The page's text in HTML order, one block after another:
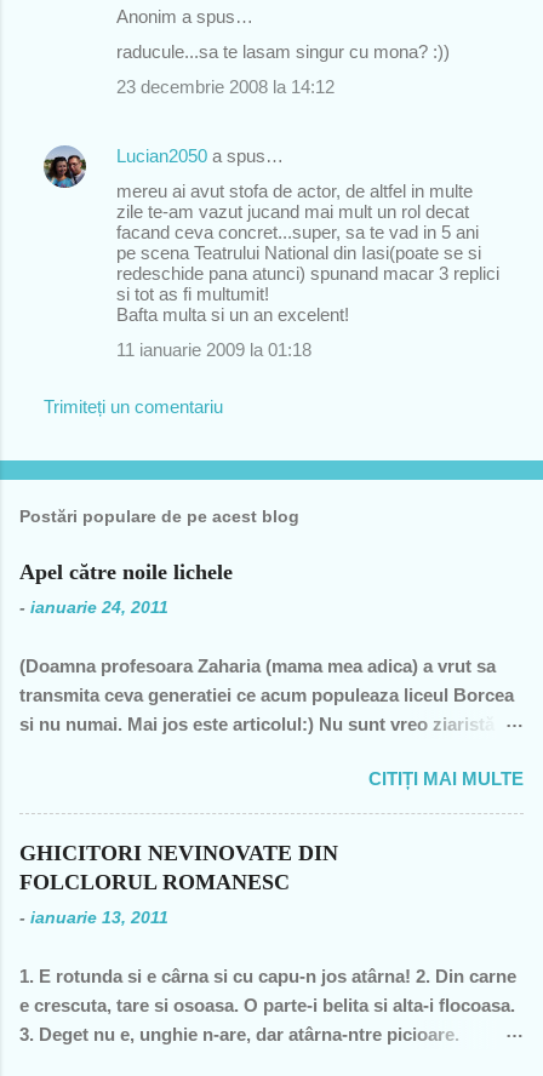
Anonim a spus…
raducule...sa te lasam singur cu mona? :))
23 decembrie 2008 la 14:12
Lucian2050 a spus…
mereu ai avut stofa de actor, de altfel in multe
zile te-am vazut jucand mai mult un rol decat
facand ceva concret...super, sa te vad in 5 ani
pe scena Teatrului National din Iasi(poate se si
redeschide pana atunci) spunand macar 3 replici
si tot as fi multumit!
Bafta multa si un an excelent!
11 ianuarie 2009 la 01:18
Trimiteți un comentariu
Postări populare de pe acest blog
Apel către noile lichele
- ianuarie 24, 2011
(Doamna profesoara Zaharia (mama mea adica) a vrut sa
transmita ceva generatiei ce acum populeaza liceul Borcea
si nu numai. Mai jos este articolul:) Nu sunt vreo ziaristă
partid- n-am fost decât membră a PCR, câteva luni în 1989,
şi mi-a ajuns şi pentru perioada de după 1989-, nu sunt
scoate şi tâmpiţi în urma prestaţiei sale- asa cum rezultă
pdl-işti, aceasta nu e o înjurătură)! Recunosc acum că din
1990 şi până în acest an de graţie, am fost mereu în
opoziţie, chiar şi atunci când au ieşit cei pe care i-am votat-
CITIȚI MAI MULTE
GHICITORI NEVINOVATE DIN
FOLCLORUL ROMANESC
- ianuarie 13, 2011
1. E rotunda si e cârna si cu capu-n jos atârna! 2. Din carne
e crescuta, tare si osoasa. O parte-i belita si alta-i flocoasa.
3. Deget nu e, unghie n-are, dar atârna-ntre picioare.